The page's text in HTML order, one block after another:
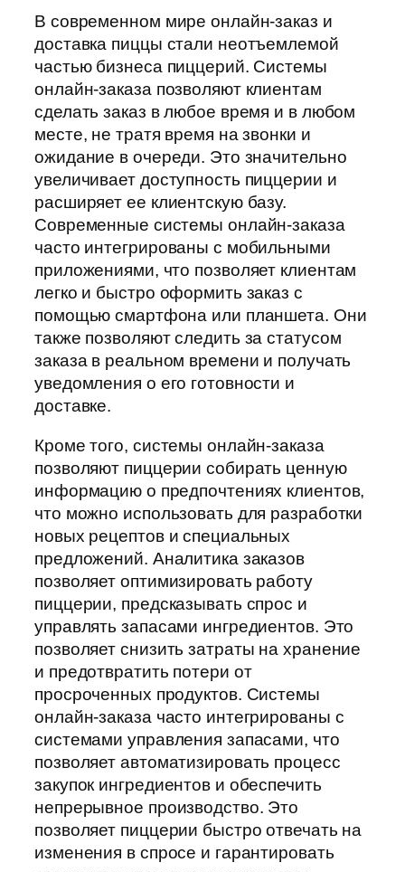
В современном мире онлайн-заказ и
доставка пиццы стали неотъемлемой
частью бизнеса пиццерий. Системы
онлайн-заказа позволяют клиентам
сделать заказ в любое время и в любом
месте, не тратя время на звонки и
ожидание в очереди. Это значительно
увеличивает доступность пиццерии и
расширяет ее клиентскую базу.
Современные системы онлайн-заказа
часто интегрированы с мобильными
приложениями, что позволяет клиентам
легко и быстро оформить заказ с
помощью смартфона или планшета. Они
также позволяют следить за статусом
заказа в реальном времени и получать
уведомления о его готовности и
доставке.
Кроме того, системы онлайн-заказа
позволяют пиццерии собирать ценную
информацию о предпочтениях клиентов,
что можно использовать для разработки
новых рецептов и специальных
предложений. Аналитика заказов
позволяет оптимизировать работу
пиццерии, предсказывать спрос и
управлять запасами ингредиентов. Это
позволяет снизить затраты на хранение
и предотвратить потери от
просроченных продуктов. Системы
онлайн-заказа часто интегрированы с
системами управления запасами, что
позволяет автоматизировать процесс
закупок ингредиентов и обеспечить
непрерывное производство. Это
позволяет пиццерии быстро отвечать на
изменения в спросе и гарантировать